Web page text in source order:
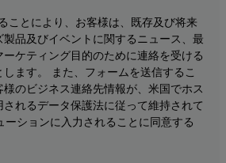
ことにより、お客様は、既存及び将来
品及びイベントに関するニュース、最
ケティング目的のために連絡を受ける
ます。 また、フォームを送信するこ
のビジネス連絡先情報が、米国でホス
されるデータ保護法に従って維持されて
ーションに入力されることに同意する